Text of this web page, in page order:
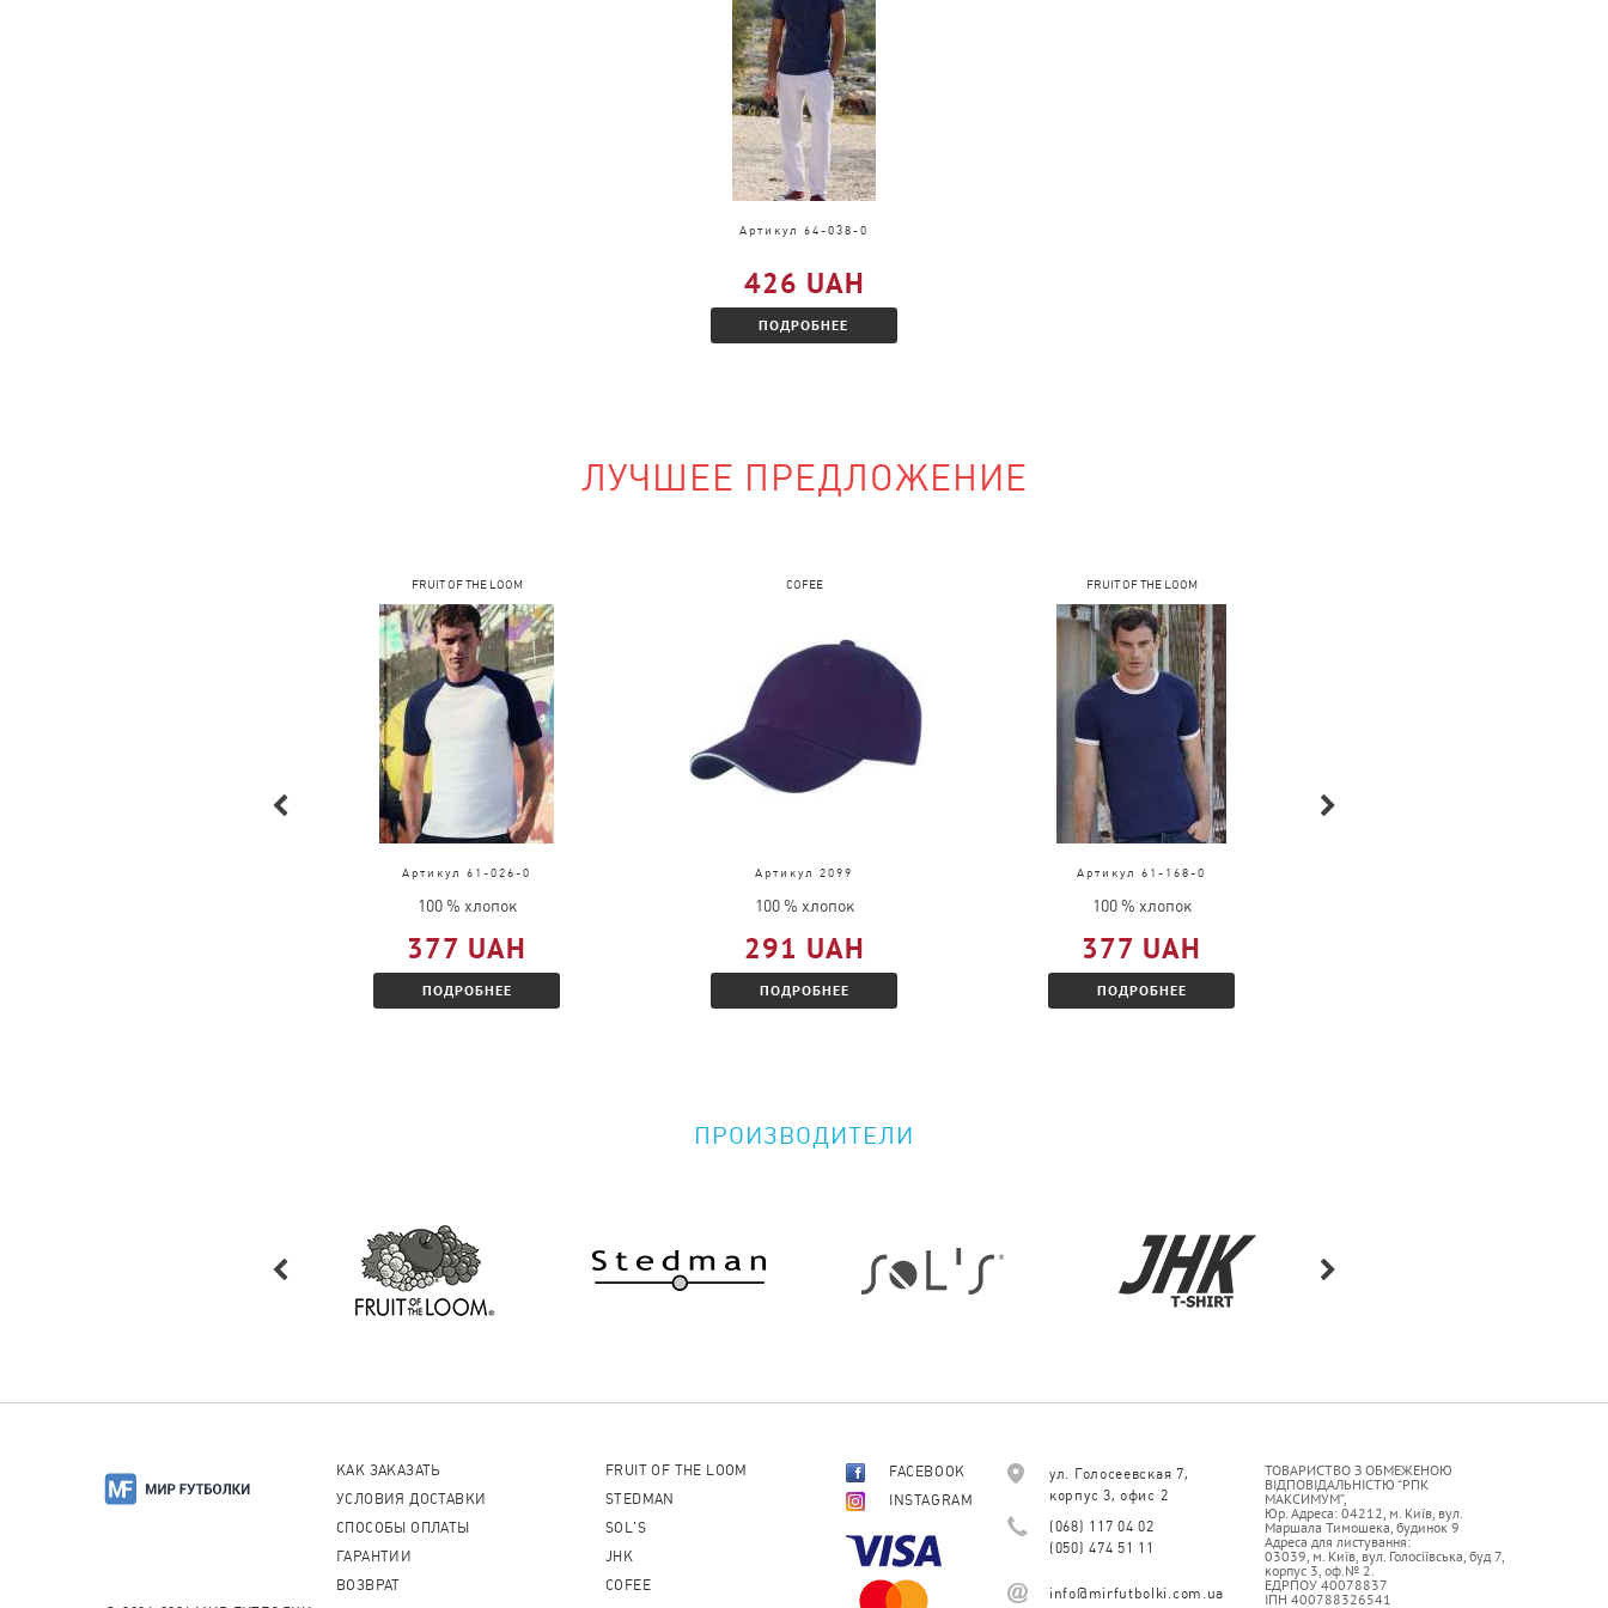
Артикул 64-038-0
426 UAH
ПОДРОБНЕЕ
ЛУЧШЕЕ ПРЕДЛОЖЕНИЕ
FRUIT OF THE LOOM
Артикул 61-026-0
100 % хлопок
377 UAH
ПОДРОБНЕЕ
COFEE
Артикул 2099
100 % хлопок
291 UAH
ПОДРОБНЕЕ
FRUIT OF THE LOOM
Артикул 61-168-0
100 % хлопок
377 UAH
ПОДРОБНЕЕ
ПРОИЗВОДИТЕЛИ
КАК ЗАКАЗАТЬ
УСЛОВИЯ ДОСТАВКИ
СПОСОБЫ ОПЛАТЫ
ГАРАНТИИ
ВОЗВРАТ
FRUIT OF THE LOOM
STEDMAN
SOL'S
JHK
COFEE
FACEBOOK
INSTAGRAM
ТОВАРИСТВО З ОБМЕЖЕНОЮ
ВІДПОВІДАЛЬНІСТЮ “РПК
МАКСИМУМ”,
Юр. Адреса: 04212, м. Київ, вул.
Маршала Тимошека, будинок 9
Адреса для листування:
03039, м. Київ, вул. Голосіївська, буд 7,
корпус 3, оф.№ 2.
ЕДРПОУ 40078837
ІПН 400788326541
ул. Голосеевская 7,
корпус 3, офис 2
(068) 117 04 02
(050) 474 51 11
info@mirfutbolki.com.ua